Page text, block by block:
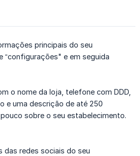
principais do seu
“configurações" e em seguida
o nome da loja, telefone com DDD,
e uma descrição de até 250
sobre o seu estabelecimento.
das redes sociais do seu